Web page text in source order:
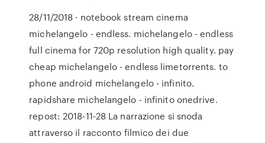
28/11/2018 · notebook stream cinema
michelangelo - endless. michelangelo - endless
full cinema for 720p resolution high quality. pay
cheap michelangelo - endless limetorrents. to
phone android michelangelo - infinito.
rapidshare michelangelo - infinito onedrive.
repost: 2018-11-28 La narrazione si snoda
attraverso il racconto filmico dei due